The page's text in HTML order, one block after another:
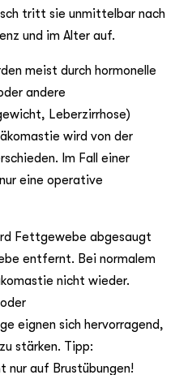
tritt sie unmittelbar nach
und im Alter auf.
meist durch hormonelle
andere
Leberzirrhose)
wird von der
Im Fall einer
eine operative
Fettgewebe abgesaugt
entfernt. Bei normalem
nicht wieder.
eignen sich hervorragend,
stärken. Tipp:
nur auf Brustübungen!